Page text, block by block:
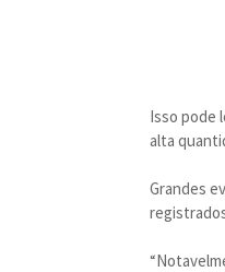
Isso pode
alta
Grandes